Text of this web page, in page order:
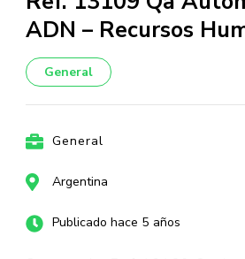
ADN – Recursos
General
General
Argentina
Publicado hace 5 años